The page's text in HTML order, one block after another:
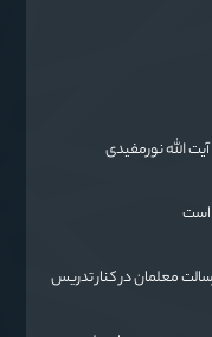
الله نورمفیدی
است
معلمان در کنار تدریس